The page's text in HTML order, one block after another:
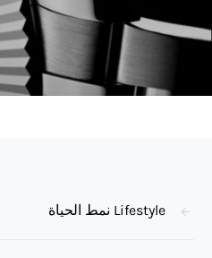
Lifestyle نمط الحياة